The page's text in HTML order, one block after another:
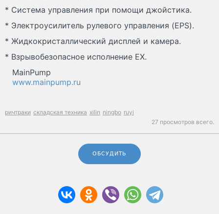
* Система управления при помощи джойстика.
* Электроусилитель рулевого управления (EPS).
* Жидкокристаллический дисплей и камера.
* Взрывобезопасное исполнение EX.
MainPump
www.mainpump.ru
ричтраки складская техника xilin ningbo ruyi
27 просмотров всего.
ОБСУДИТЬ